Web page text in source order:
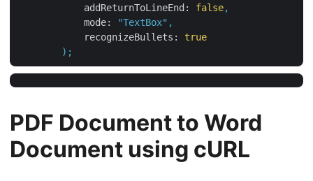
addReturnToLineEnd:
false,
mode:
"TextBox" ,
recognizeBullets:
true
);
PDF Document to Word
Document using cURL